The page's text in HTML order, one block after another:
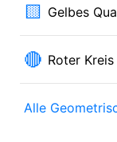
🟨 Gelbes
🔴 Roter Kreis
Alle